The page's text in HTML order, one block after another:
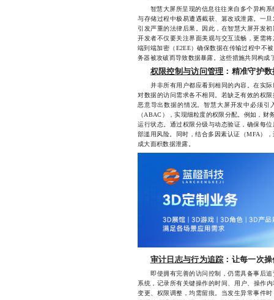
智慧大屏所呈现的信息往往来自多个异构系
与存储过程中极易遭遇截获、篡改或泄露。一
引发严重的法律后果。因此，在智慧大屏开发
开发者不仅要关注界面美观与交互流畅，更需
端到端加密（E2EE）确保数据在传输过程中不
务器被攻破而导致数据暴露。这些措施共同构
权限控制与访问管理 ：精准守护
并非所有用户都应看到相同的内容。在实际
对数据的访问需求各不相同。若缺乏有效的权
恶意导出数据的情况。智慧大屏开发中必须引
（ABAC），实现细粒度的权限分配。例如，
运行状态。通过权限分级与动态验证，确保每
部滥用风险。同时，结合多因素认证（MFA）
成大面积数据泄露。
审计日志与行为追踪 ：让每一次
即使拥有完善的访问控制，仍需具备事后追
系统，记录所有关键操作的时间、用户、操作
变更、权限调整，均需留痕。当发生异常事件